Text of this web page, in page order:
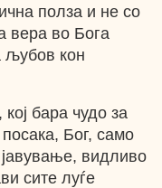
полза и не со
вера во Бога
љубов кон
бара чудо за
Бог, само
видливо
сите луѓе